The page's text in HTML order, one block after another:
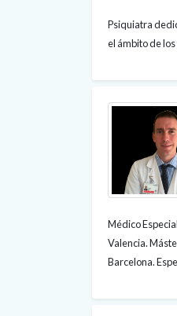
Psiquiatra
el ámbito de
Médico
Valencia.
Barcelona.